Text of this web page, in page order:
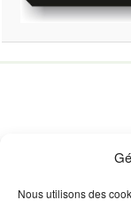
Nous utilisons des
31320